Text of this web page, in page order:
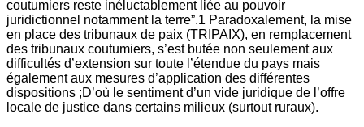
coutumiers reste inéluctablement liée au pouvoir
juridictionnel notamment la terre”.1 Paradoxalement, la mise
en place des tribunaux de paix (TRIPAIX), en remplacement
des tribunaux coutumiers, s’est butée non seulement aux
difficultés d’extension sur toute l’étendue du pays mais
également aux mesures d’application des différentes
dispositions ;D’où le sentiment d’un vide juridique de l’offre
locale de justice dans certains milieux (surtout ruraux).